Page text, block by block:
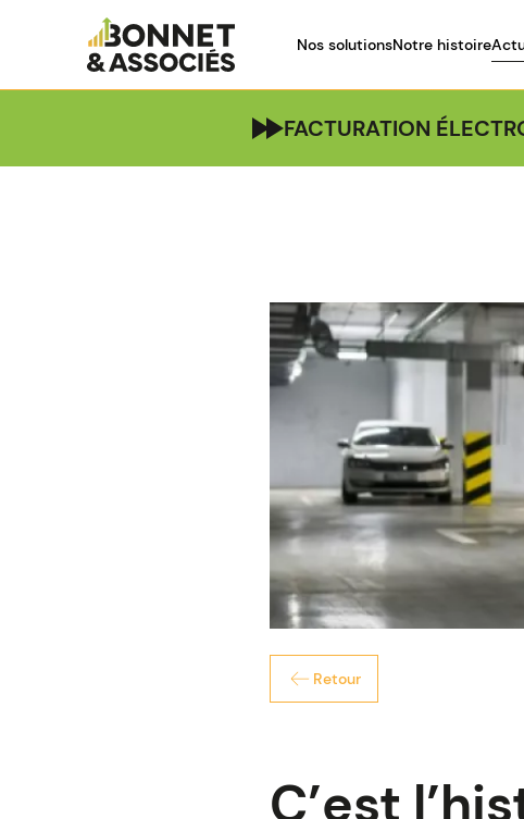
Nos solutionsNotre histoire
FACTURATION
Retour
C’est